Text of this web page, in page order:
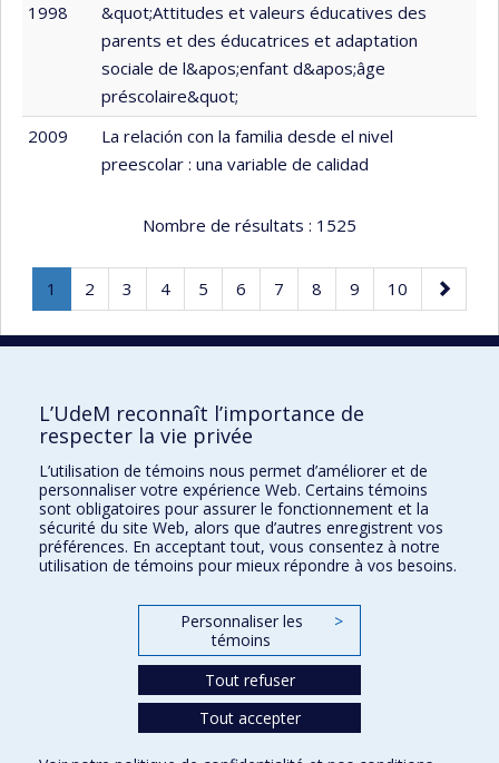
1998
&quot;Attitudes et valeurs éducatives des
parents et des éducatrices et adaptation
sociale de l&apos;enfant d&apos;âge
préscolaire&quot;
2009
La relación con la familia desde el nivel
preescolar : una variable de calidad
Nombre de résultats : 1525
Page
1
Page
courante.
Page
2 Page
3 Page
4 Page
5 Page
6 Page
7 Page
8 Page
9 Page
10
Page
suivante
Faculté des sciences de l'éducation
Pavillon Marie-Victorin
90, avenue Vincent-d'Indy
Montréal (Québec) H2V 2S9
L’UdeM reconnaît l’importance de
respecter la vie privée
L’utilisation de témoins nous permet d’améliorer et de
personnaliser votre expérience Web. Certains témoins
sont obligatoires pour assurer le fonctionnement et la
sécurité du site Web, alors que d’autres enregistrent vos
préférences. En acceptant tout, vous consentez à notre
utilisation de témoins pour mieux répondre à vos besoins.
Personnaliser les
témoins
>
Tout refuser
Tout accepter